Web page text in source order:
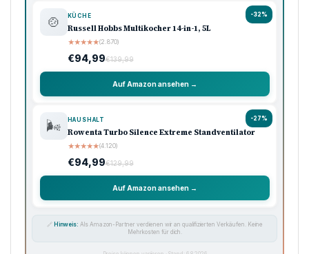
-32%
🍲 KÜCHE
Russell Hobbs Multikocher 14-in-1, 5L
★★★★★(2.870)
€94,99€139,99
Auf Amazon ansehen →
-27%
🌬️ HAUSHALT
Rowenta Turbo Silence Extreme Standventilator
★★★★★(4.120)
€94,99€129,99
Auf Amazon ansehen →
🔗 Hinweis: Als Amazon-Partner verdienen wir an qualifizierten Verkäufen. Keine
Mehrkosten für dich.